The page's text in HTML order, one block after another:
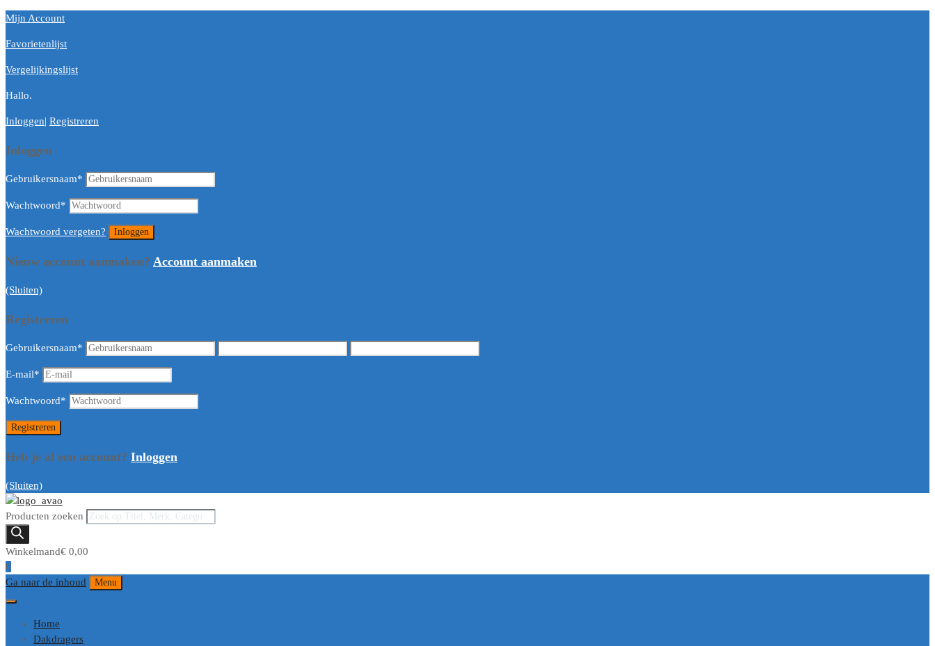
Mijn Account
Favorietenlijst
Vergelijkingslijst
Hallo.
Inloggen| Registreren
Inloggen
Gebruikersnaam*
Wachtwoord*
Wachtwoord vergeten?
Nieuw account aanmaken? Account aanmaken
(Sluiten)
Registreren
Gebruikersnaam*
E-mail*
Wachtwoord*
Heb je al een account? Inloggen
(Sluiten)
Producten zoeken
Winkelmand€ 0,00
0
Ga naar de inhoud
Menu
Home
Dakdragers